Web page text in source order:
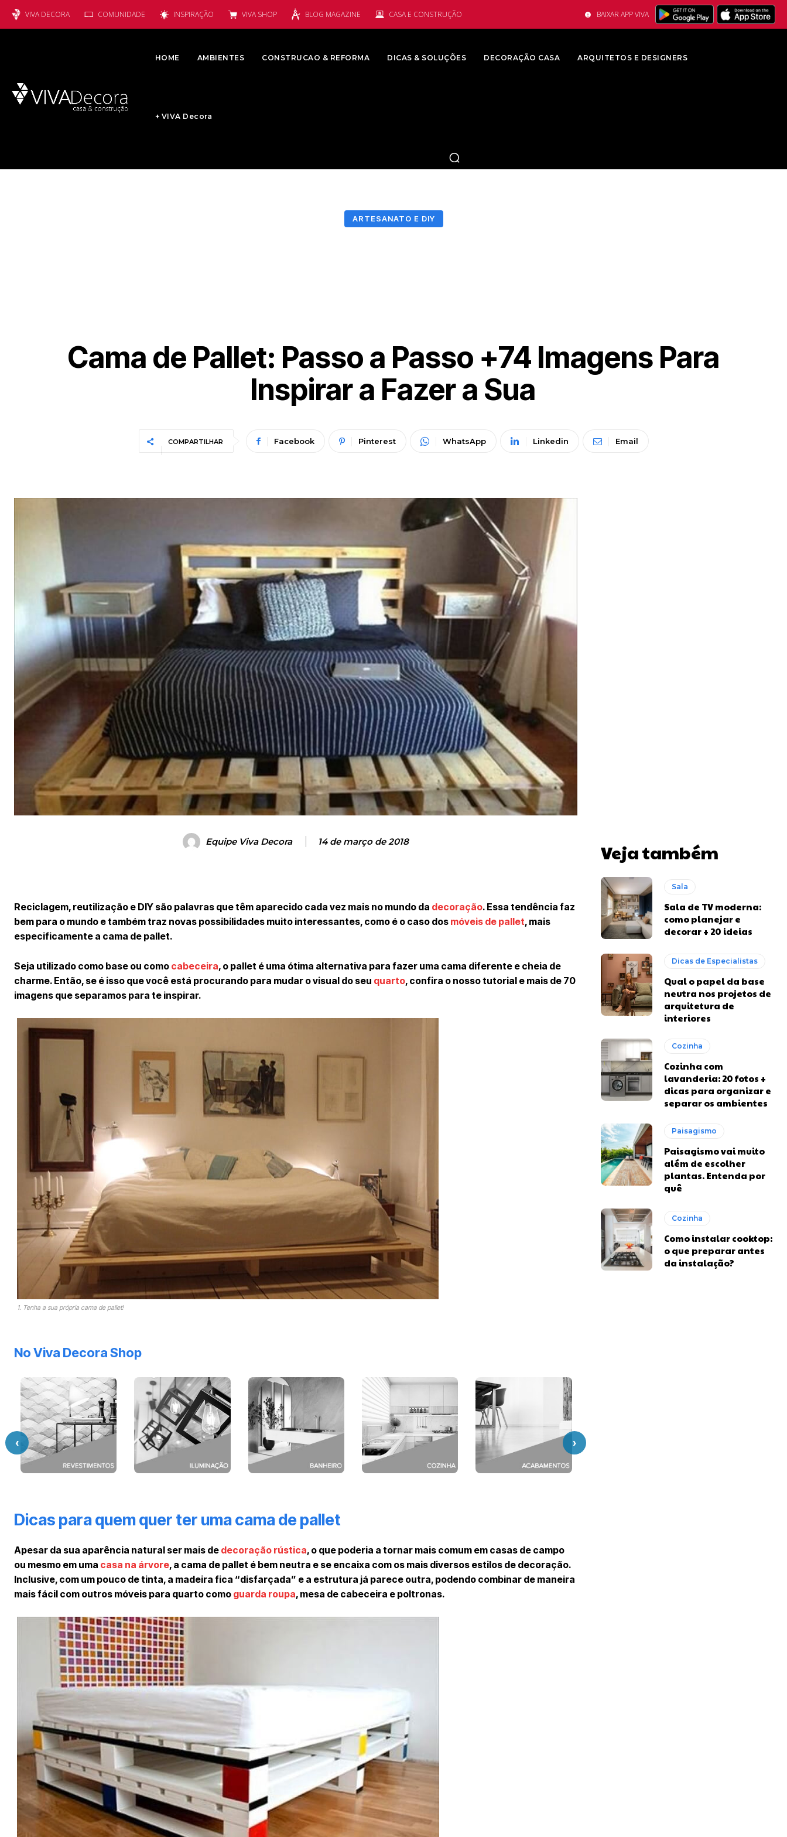
VIVA DECORA COMUNIDADE INSPIRAÇÃO VIVA SHOP BLOG MAGAZINE CASA E CONSTRUÇÃO BAIXAR APP VIVA
HOME AMBIENTES CONSTRUCAO & REFORMA DICAS & SOLUÇÕES DECORAÇÃO CASA ARQUITETOS E DESIGNERS
+ VIVA Decora
ARTESANATO E DIY
Cama de Pallet: Passo a Passo +74 Imagens Para
Inspirar a Fazer a Sua
COMPARTILHAR Facebook Pinterest WhatsApp Linkedin Email
Equipe Viva Decora 14 de março de 2018
Reciclagem, reutilização e DIY são palavras que têm aparecido cada vez mais no mundo da decoração. Essa tendência faz
bem para o mundo e também traz novas possibilidades muito interessantes, como é o caso dos móveis de pallet, mais
especificamente a cama de pallet.
Seja utilizado como base ou como cabeceira, o pallet é uma ótima alternativa para fazer uma cama diferente e cheia de
charme. Então, se é isso que você está procurando para mudar o visual do seu quarto, confira o nosso tutorial e mais de 70
imagens que separamos para te inspirar.
1. Tenha a sua própria cama de pallet!
No Viva Decora Shop
‹ ›
Dicas para quem quer ter uma cama de pallet
Apesar da sua aparência natural ser mais de decoração rústica, o que poderia a tornar mais comum em casas de campo
ou mesmo em uma casa na árvore, a cama de pallet é bem neutra e se encaixa com os mais diversos estilos de decoração.
Inclusive, com um pouco de tinta, a madeira fica “disfarçada” e a estrutura já parece outra, podendo combinar de maneira
mais fácil com outros móveis para quarto como guarda roupa, mesa de cabeceira e poltronas.
Veja também
Sala
Sala de TV moderna:
como planejar e
decorar + 20 ideias
Dicas de Especialistas
Qual o papel da base
neutra nos projetos de
arquitetura de
interiores
Cozinha
Cozinha com
lavanderia: 20 fotos +
dicas para organizar e
separar os ambientes
Paisagismo
Paisagismo vai muito
além de escolher
plantas. Entenda por
quê
Cozinha
Como instalar cooktop:
o que preparar antes
da instalação?